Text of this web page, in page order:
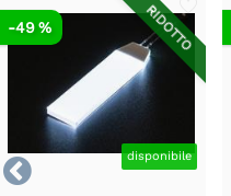

RIDOTTO
disponibile
-49 %